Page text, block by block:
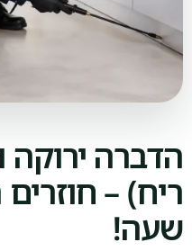
הדברה
ריח) –
שעה!